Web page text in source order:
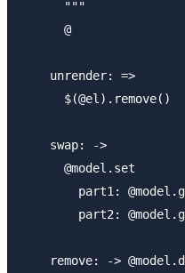
      """
      @
    unrender: =>
      $(@el).remove()
    swap: ->
      @model.set
part1:
part2:
remove: ->